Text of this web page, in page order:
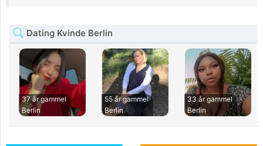
Dating Kvinde Berlin
37 år gammel
Berlin
55 år gammel
Berlin
33 år gammel
Berlin